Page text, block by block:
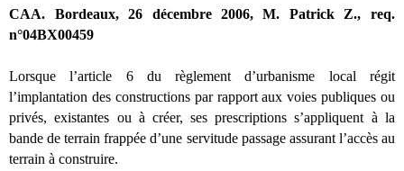
CAA. Bordeaux, 26 décembre 2006, M. Patrick Z., req.
n°04BX00459
Lorsque l’article 6 du règlement d’urbanisme local régit
l’implantation des constructions par rapport aux voies publiques ou
privés, existantes ou à créer, ses prescriptions s’appliquent à la
bande de terrain frappée d’une servitude passage assurant l’accès au
terrain à construire.